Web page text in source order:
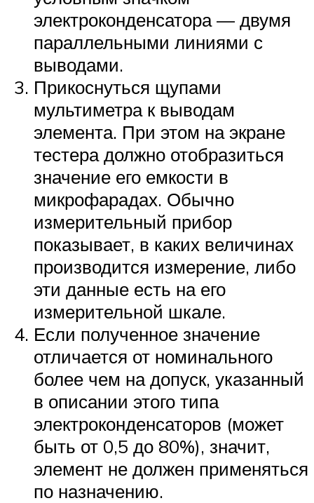
электроконденсатора — двумя
параллельными линиями с
выводами.
Прикоснуться щупами
мультиметра к выводам
элемента. При этом на экране
тестера должно отобразиться
значение его емкости в
микрофарадах. Обычно
измерительный прибор
показывает, в каких величинах
производится измерение, либо
эти данные есть на его
измерительной шкале.
Если полученное значение
отличается от номинального
более чем на допуск, указанный
в описании этого типа
электроконденсаторов (может
быть от 0,5 до 80%), значит,
элемент не должен применяться
по назначению.